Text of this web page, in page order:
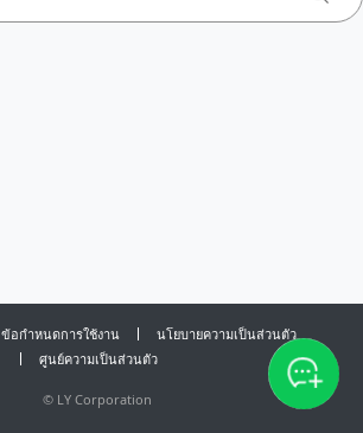
ข้อกำหนดการใช้งาน
นโยบายความเป็นส่วนตัว
ศูนย์ความเป็นส่วนตัว
© LY Corporation